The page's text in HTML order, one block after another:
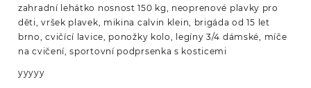
zahradní lehátko nosnost 150 kg, neoprenové plavky pro
děti, vršek plavek, mikina calvin klein, brigáda od 15 let
brno, cvičící lavice, ponožky kolo, legíny 3/4 dámské, míče
na cvičení, sportovní podprsenka s kosticemi
yyyyy